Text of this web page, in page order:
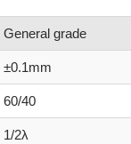
General grade
±0.1mm
60/40
1/2λ